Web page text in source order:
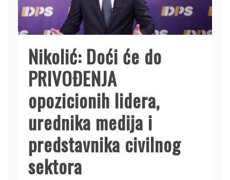
Nikolić: Doći će do
PRIVOĐENJA
opozicionih lidera,
urednika medija i
predstavnika civilnog
sektora